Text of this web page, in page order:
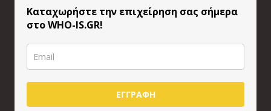
Καταχωρήστε την επιχείρηση σας σήμερα
στο WHO-IS.GR!
ΕΓΓΡΑΦΗ